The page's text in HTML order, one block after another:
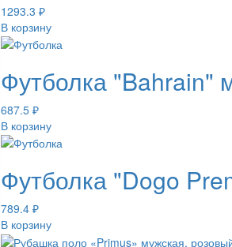
1293.3 ₽
В корзину
Футболка "Bahrain"
687.5 ₽
В корзину
Футболка "Dogo
789.4 ₽
В корзину